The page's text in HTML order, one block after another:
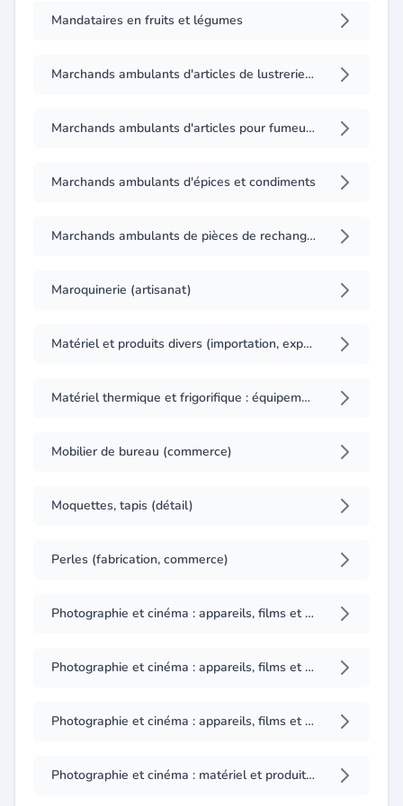
Mandataires en fruits et légumes
Marchands ambulants d'articles de lustrerie et de décoration d'intérieur
Marchands ambulants d'articles pour fumeurs, articles de bazar et journaux au niveau des marchés communaux
Marchands ambulants d'épices et condiments
Marchands ambulants de pièces de rechange électriques, électroniques et hydrauliques
Maroquinerie (artisanat)
Matériel et produits divers (importation, exportation)
Matériel thermique et frigorifique : équipements (gros)
Mobilier de bureau (commerce)
Moquettes, tapis (détail)
Perles (fabrication, commerce)
Photographie et cinéma : appareils, films et accessoires (détail)
Photographie et cinéma : appareils, films et accessoires (fabrication, gros)
Photographie et cinéma : appareils, films et accessoires (importation, exportation)
Photographie et cinéma : matériel et produits (importation, exportation)